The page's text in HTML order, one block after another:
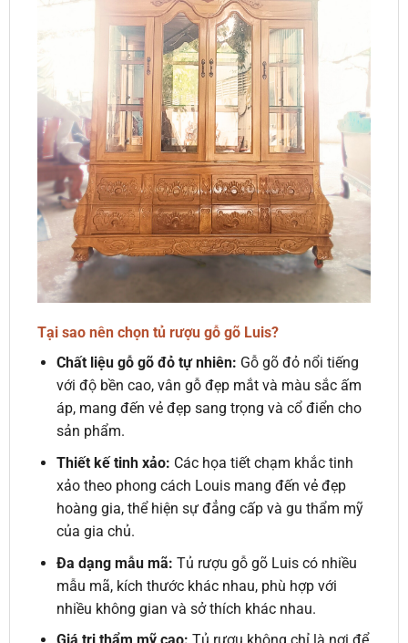
Tại sao nên chọn tủ rượu gỗ gõ Luis?
Chất liệu gỗ gõ đỏ tự nhiên: Gỗ gõ đỏ nổi tiếng
với độ bền cao, vân gỗ đẹp mắt và màu sắc ấm
áp, mang đến vẻ đẹp sang trọng và cổ điển cho
sản phẩm.
Thiết kế tinh xảo: Các họa tiết chạm khắc tinh
xảo theo phong cách Louis mang đến vẻ đẹp
hoàng gia, thể hiện sự đẳng cấp và gu thẩm mỹ
của gia chủ.
Đa dạng mẫu mã: Tủ rượu gỗ gõ Luis có nhiều
mẫu mã, kích thước khác nhau, phù hợp với
nhiều không gian và sở thích khác nhau.